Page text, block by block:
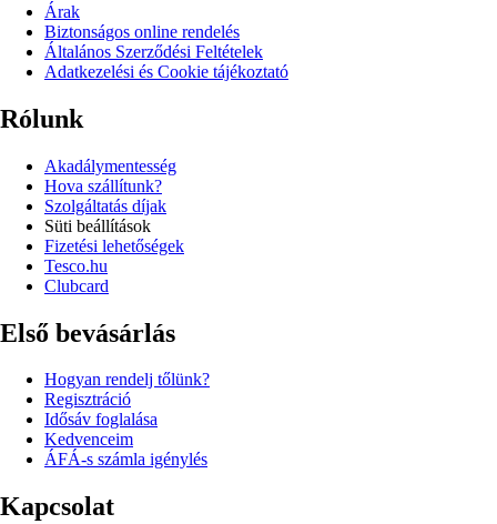
Árak
Biztonságos online rendelés
Általános Szerződési Feltételek
Adatkezelési és Cookie tájékoztató
Rólunk
Akadálymentesség
Hova szállítunk?
Szolgáltatás díjak
Süti beállítások
Fizetési lehetőségek
Tesco.hu
Clubcard
Első bevásárlás
Hogyan rendelj tőlünk?
Regisztráció
Idősáv foglalása
Kedvenceim
ÁFÁ-s számla igénylés
Kapcsolat